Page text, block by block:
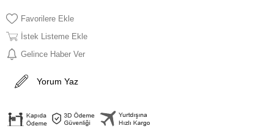
Favorilere Ekle
İstek Listeme Ekle
Gelince Haber Ver
Yorum Yaz